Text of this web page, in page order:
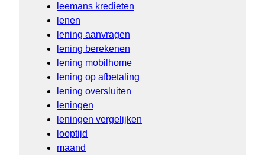
leemans kredieten
lenen
lening aanvragen
lening berekenen
lening mobilhome
lening op afbetaling
lening oversluiten
leningen
leningen vergelijken
looptijd
maand